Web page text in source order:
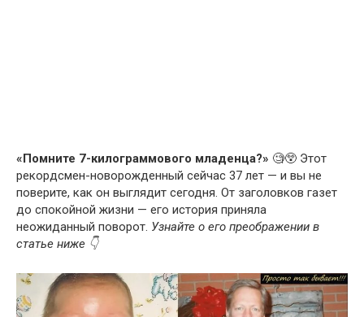
«Помните 7-килограммового младенца?» 🧐😲 Этот
рекордсмен-новорожденный сейчас 37 лет — и вы не
поверите, как он выглядит сегодня. От заголовков газет
до спокойной жизни — его история приняла
неожиданный поворот. Узнайте о его преображении в
статье ниже 👇